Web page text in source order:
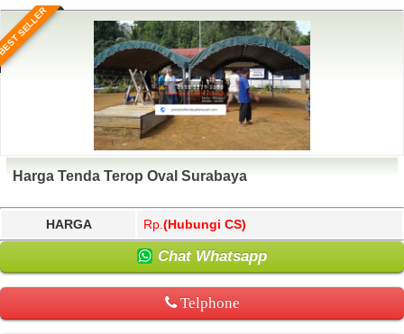
SELLER
Harga Tenda Terop Oval Surabaya
HARGA Rp. (Hubungi CS)
Chat Whatsapp
Telphone